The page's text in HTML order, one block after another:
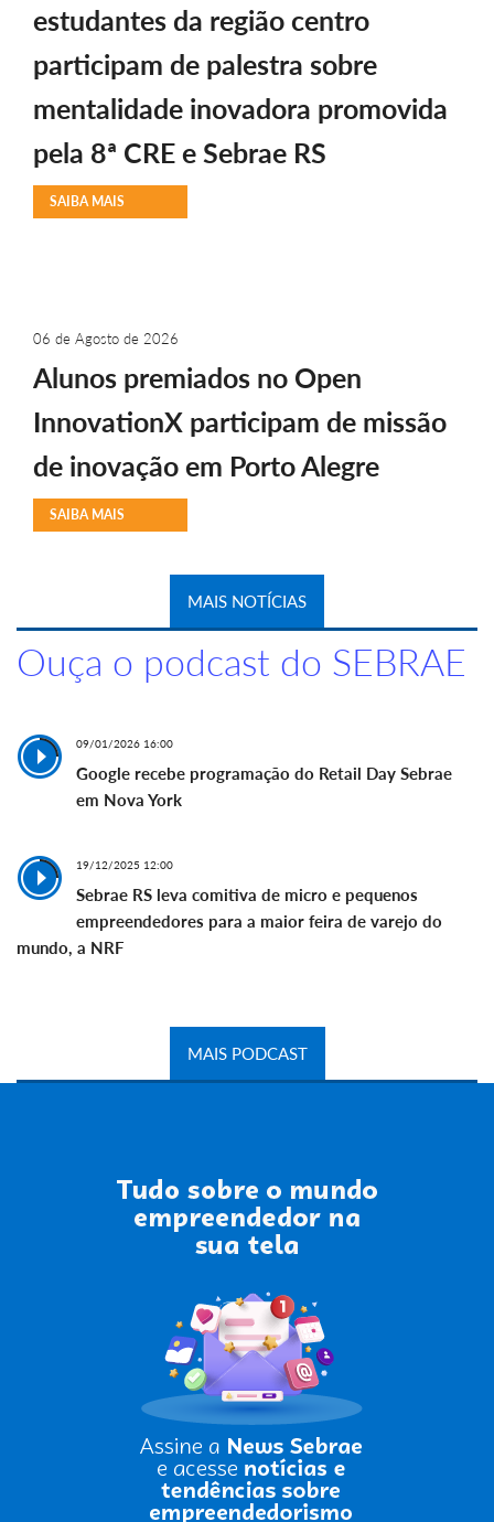
estudantes da região centro
participam de palestra sobre
mentalidade inovadora promovida
pela 8ª CRE e Sebrae RS
SAIBA MAIS
06 de Agosto de 2026
Alunos premiados no Open
InnovationX participam de missão
de inovação em Porto Alegre
SAIBA MAIS
MAIS NOTÍCIAS
Ouça o podcast do SEBRAE
09/01/2026 16:00
Google recebe programação do Retail Day Sebrae
em Nova York
19/12/2025 12:00
Sebrae RS leva comitiva de micro e pequenos
empreendedores para a maior feira de varejo do
mundo, a NRF
MAIS PODCAST